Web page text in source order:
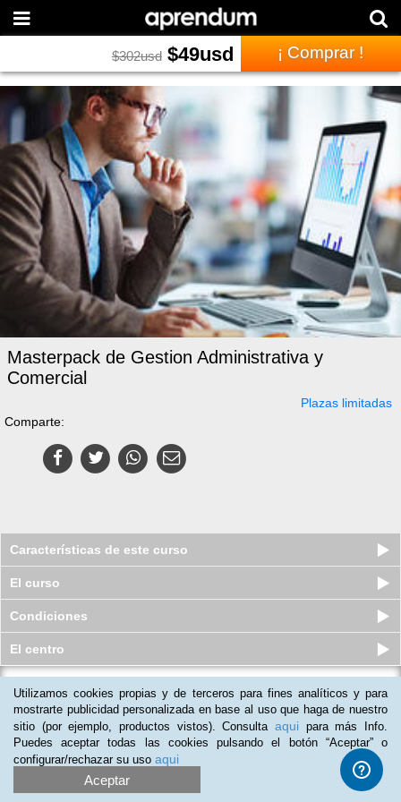
$302usd $49usd ¡ Comprar !
Masterpack de Gestion Administrativa y
Comercial
Plazas limitadas
Comparte:
Características de este curso
El curso
Condiciones
El centro
Curso online de Administrativo
Comercial
Plazas limitadas
$45usd $35usd
Utilizamos cookies propias y de terceros para fines analíticos y para
mostrarte publicidad personalizada en base al uso que haga de nuestro
sitio (por ejemplo, productos vistos). Consulta aqui para más Info.
Puedes aceptar todas las cookies pulsando el botón “Aceptar” o
configurar/rechazar su uso aqui
Aceptar